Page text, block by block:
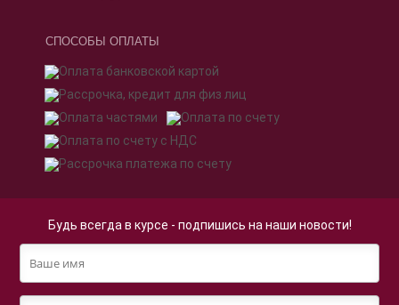
СПОСОБЫ ОПЛАТЫ
Будь всегда в курсе - подпишись на наши новости!